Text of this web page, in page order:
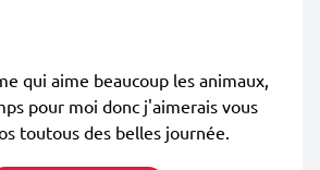
qui aime beaucoup les animaux,
pour moi donc j'aimerais vous
toutous des belles journée.